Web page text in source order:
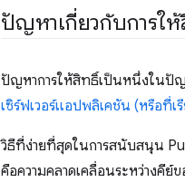
ปัญหาเกี่ยวกับการใ
ปัญหาการให้สิทธิ์เป็นหนึ่งในปั
เซิร์ฟเวอร์แอปพลิเคชัน (หรือที่เ
วิธีที่ง่ายที่สุดในการสนับสนุน
คือความคลาดเคลื่อนระหว่างคีย์